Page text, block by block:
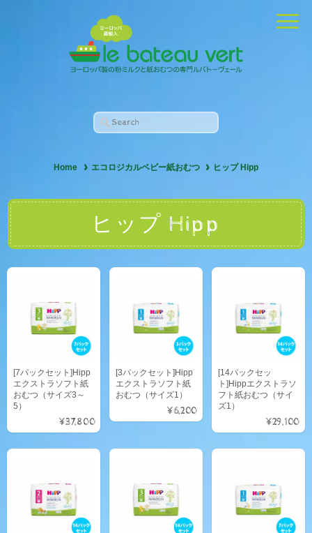
Home エコロジカルベビー紙おむつ ヒップ Hipp
ヒップ Hipp
[7パックセット]Hipp
エクストラソフト紙
おむつ（サイズ3～
5）
¥37,800
[3パックセット]Hipp
エクストラソフト紙
おむつ（サイズ1）
¥6,200
[14パックセッ
ト]Hippエクストラソ
フト紙おむつ（サイ
ズ1）
¥29,100